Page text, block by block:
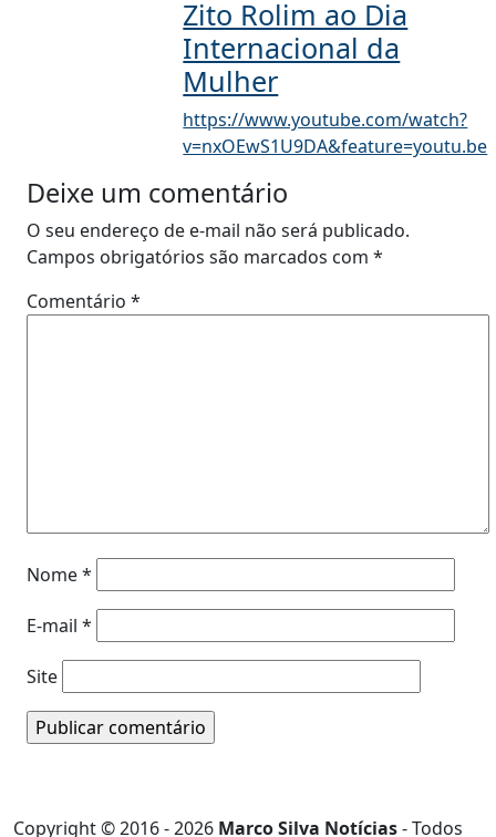
Zito Rolim ao Dia
Internacional da
Mulher
https://www.youtube.com/watch?
v=nxOEwS1U9DA&feature=youtu.be
Deixe um comentário
O seu endereço de e-mail não será publicado.
Campos obrigatórios são marcados com *
Comentário *
Nome*
E-mail *
Site
Copyright © 2016 - 2026 Marco Silva Notícias- Todos